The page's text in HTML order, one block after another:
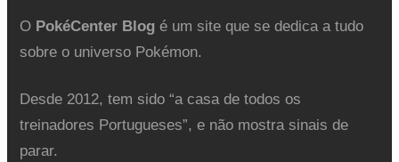
O PokéCenter Blogé um site que se dedica a tudo
sobre o universo Pokémon.
Desde 2012, tem sido “a casa de todos os
treinadores Portugueses”, e não mostra sinais de
parar.